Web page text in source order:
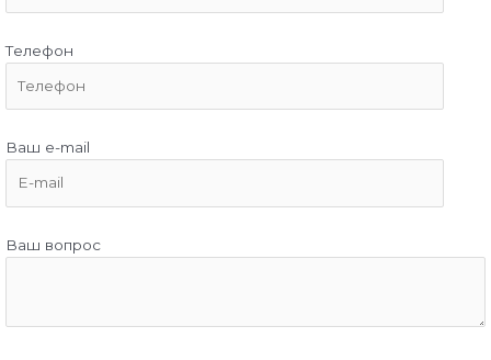
Телефон
Ваш e-mail
Ваш вопрос